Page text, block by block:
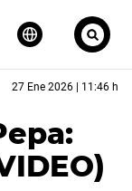
27 Ene 2026 | 11:46 h